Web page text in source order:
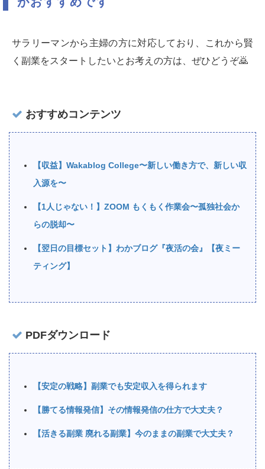
サラリーマンから主婦の方に対応しており、これから賢
く副業をスタートしたいとお考えの方は、ぜひどうぞ🙇‍
おすすめコンテンツ
【収益】Wakablog College〜新しい働き方で、新しい収
入源を〜
【1人じゃない！】ZOOM もくもく作業会〜孤独社会か
らの脱却〜
【翌日の目標セット】わかブログ『夜活の会』【夜ミー
ティング】
PDFダウンロード
【安定の戦略】副業でも安定収入を得られます
【勝てる情報発信】その情報発信の仕方で大丈夫？
【活きる副業 廃れる副業】今のままの副業で大丈夫？